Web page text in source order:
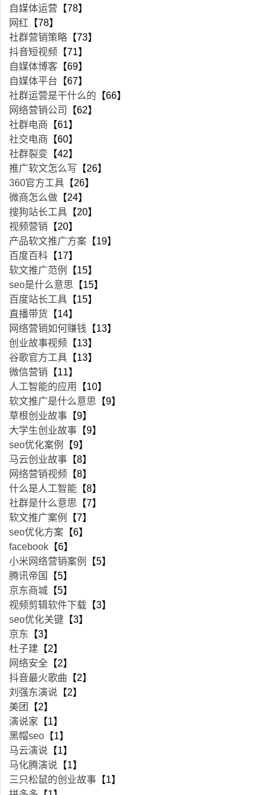
自媒体运营 【78】
网红 【78】
社群营销策略 【73】
抖音短视频 【71】
自媒体博客 【69】
自媒体平台 【67】
社群运营是干什么的 【66】
网络营销公司
【62】
社群电商 【61】
社交电商 【60】
社群裂变 【42】
推广软文怎么写 【26】
360官方工具 【26】
微商怎么做 【24】
搜狗站长工具 【20】
视频营销 【20】
产品软文推广方案 【19】
百度百科 【17】
软文推广范例
【15】
seo是什么意思 【15】
百度站长工具 【15】
直播带货 【14】
网络营销如何赚钱 【13】
创业故事视频 【13】
谷歌官方工具 【13】
微信营销 【11】
人工智能的应用
【10】
软文推广是什么意思 【9】
草根创业故事 【9】
大学生创业故事 【9】
seo优化案例
【9】
马云创业故事 【8】
网络营销视频 【8】
什么是人工智能 【8】
社群是什么意思 【7】
软文推广案例
【7】
seo优化方案 【6】
facebook 【6】
小米网络营销案例
【5】
腾讯帝国
【5】
京东商城 【5】
视频剪辑软件下载 【3】
seo优化关键 【3】
京东 【3】
杜子建 【2】
网络安全 【2】
抖音最火歌曲 【2】
刘强东演说 【2】
美团
【2】
演说家 【1】
黑帽seo 【1】
马云演说 【1】
马化腾演说 【1】
三只松鼠的创业故事 【1】